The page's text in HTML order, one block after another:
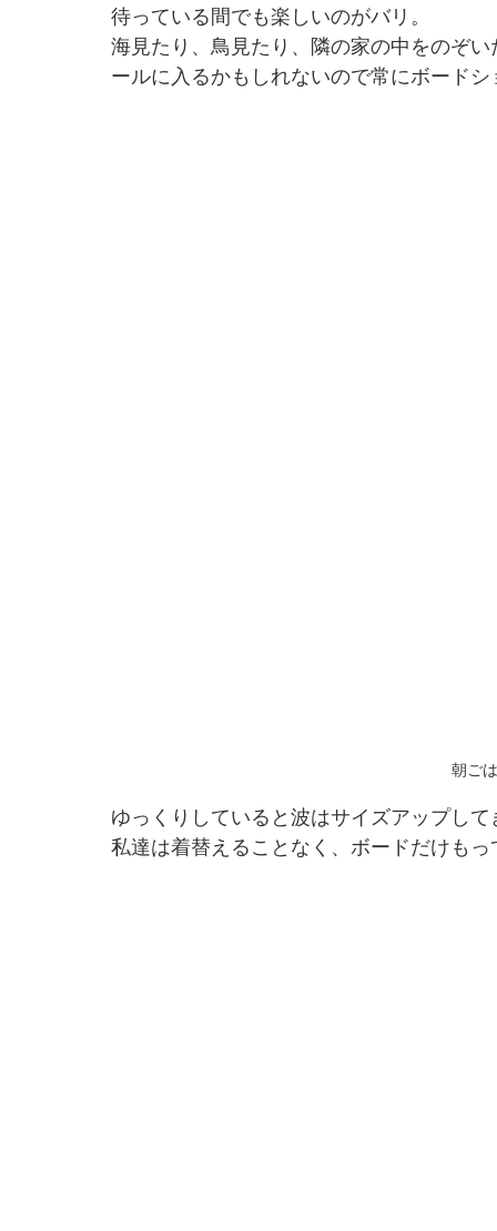
待っている間でも楽しいのがバリ。
海見たり、鳥見たり、隣の家の中をのぞ
ールに入るかもしれないので常にボード
朝ご
ゆっくりしていると波はサイズアップして
私達は着替えることなく、ボードだけも